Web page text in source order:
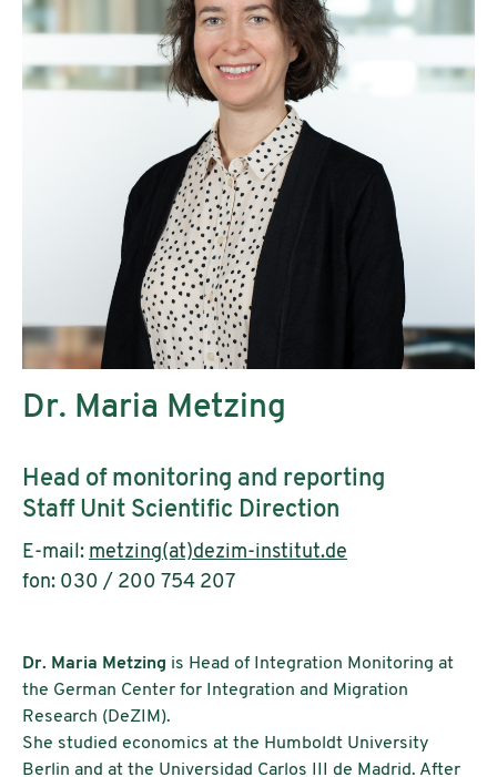
Dr. Maria Metzing
Head of monitoring and reporting
Staff Unit Scientific Direction
E-mail: metzing(at)dezim-institut.de
fon: 030 / 200 754 207
Dr. Maria Metzing is Head of Integration Monitoring at
the German Center for Integration and Migration
Research (DeZIM).
She studied economics at the Humboldt University
Berlin and at the Universidad Carlos III de Madrid. After